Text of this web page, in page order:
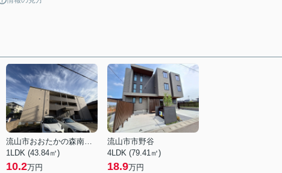
流山市おおたかの森南１丁目
1LDK (43.84㎡)
10.2万円
流山市市野谷
4LDK (79.41㎡)
18.9万円